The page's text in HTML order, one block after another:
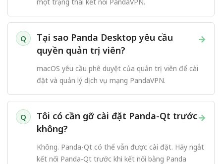
Q →
Tại sao Panda Desktop yêu cầu
quyền quản trị viên?
macOS yêu cầu phê duyệt của quản trị viên để cài
đặt và quản lý dịch vụ mạng PandaVPN.
Q →
Tôi có cần gỡ cài đặt Panda-Qt trước
không?
Không. Panda-Qt có thể vẫn được cài đặt. Hãy ngắt
kết nối Panda-Qt trước khi kết nối bằng Panda